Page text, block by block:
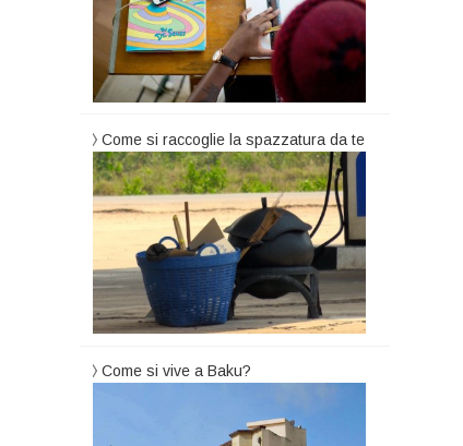
Come si raccoglie la spazzatura da te
Come si vive a Baku?